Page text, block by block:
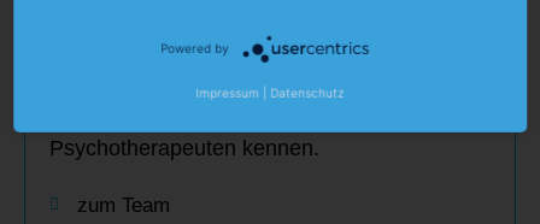
Psychotherapeuten kennen.
zum Team
Powered by
Impressum Datenschutz